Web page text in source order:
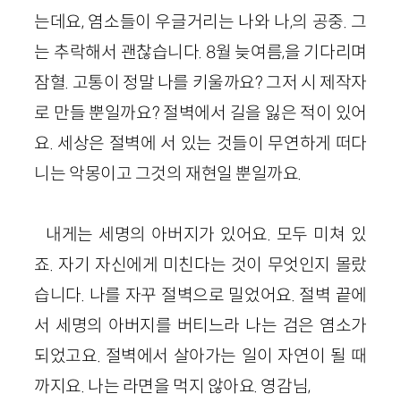
는데요, 염소들이 우글거리는 나와 나,의 공중. 그
는 추락해서 괜찮습니다. 8월 늦여름,을 기다리며
잠혈. 고통이 정말 나를 키울까요? 그저 시 제작자
로 만들 뿐일까요? 절벽에서 길을 잃은 적이 있어
요. 세상은 절벽에 서 있는 것들이 무연하게 떠다
니는 악몽이고 그것의 재현일 뿐일까요.
내게는 세명의 아버지가 있어요. 모두 미쳐 있
죠. 자기 자신에게 미친다는 것이 무엇인지 몰랐
습니다. 나를 자꾸 절벽으로 밀었어요. 절벽 끝에
서 세명의 아버지를 버티느라 나는 검은 염소가
되었고요. 절벽에서 살아가는 일이 자연이 될 때
까지요. 나는 라면을 먹지 않아요. 영감님,